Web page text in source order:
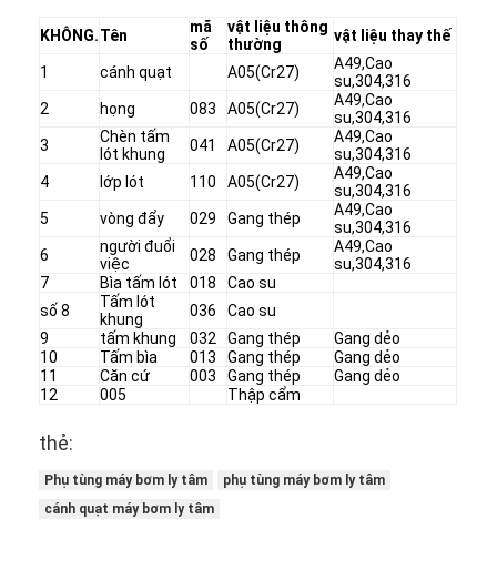
KHÔNG.Tên
mã
số
vật liệu thông
thường
vật liệu thay thế
1 cánh quạt A05(Cr27)
A49,Cao
su,304,316
2
họng 083 A05(Cr27)
A49,Cao
su,304,316
3
Chèn tấm
lót khung
041 A05(Cr27)
A49,Cao
su,304,316
4
lớp lót 110 A05(Cr27)
A49,Cao
su,304,316
5
vòng đẩy 029 Gang thép
A49,Cao
su,304,316
6
người đuổi
việc
028 Gang thép
A49,Cao
su,304,316
7
Bìa tấm lót 018
Cao su
số 8
Tấm lót
khung
036
Cao su
9
tấm khung 032 Gang thép
Gang dẻo
10
Tấm bìa 013 Gang thép
Gang dẻo
11
Căn cứ 003 Gang thép
Gang dẻo
12
005 Thập cẩm
thẻ:
Phụ tùng máy bơm ly tâm
phụ tùng máy bơm ly tâm
cánh quạt máy bơm ly tâm